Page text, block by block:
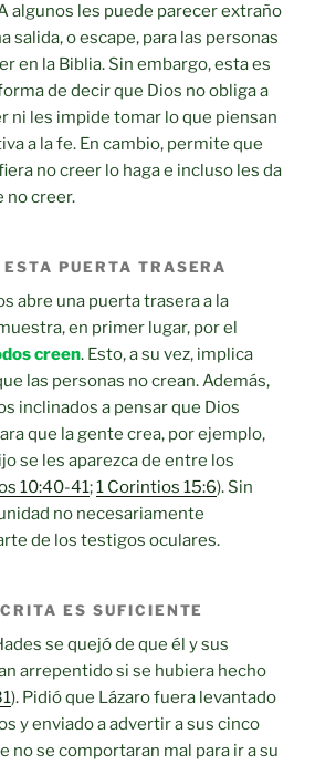
algunos les puede parecer extraño
salida, o escape, para las personas
en la Biblia. Sin embargo, esta es
de decir que Dios no obliga a
ni les impide tomar lo que piensan
a la fe. En cambio, permite que
no creer lo haga e incluso les da
no creer.
PUERTA TRASERA
abre una puerta trasera a la
en primer lugar, por el
creen. Esto, a su vez, implica
las personas no crean. Además,
inclinados a pensar que Dios
que la gente crea, por ejemplo,
se les aparezca de entre los
10:40-41;1 Corintios 15:6). Sin
no necesariamente
de los testigos oculares.
ES SUFICIENTE
se quejó de que él y sus
arrepentido si se hubiera hecho
). Pidió que Lázaro fuera levantado
y enviado a advertir a sus cinco
no se comportaran mal para ir a su